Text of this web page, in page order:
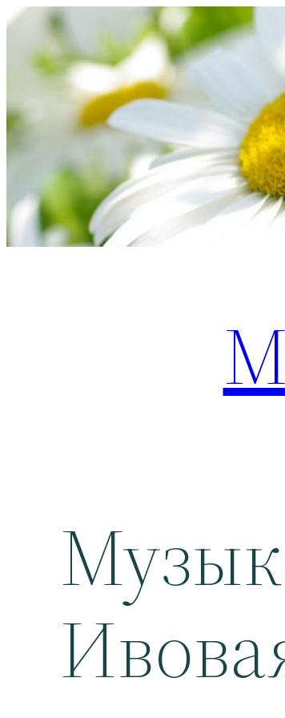
Перейти
содержимому